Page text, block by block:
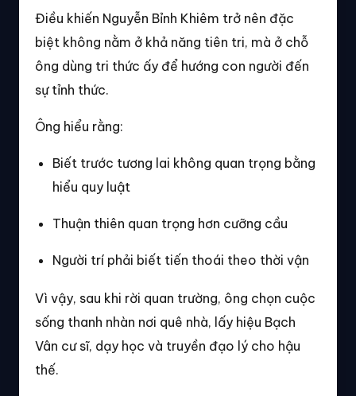
Điều khiến Nguyễn Bỉnh Khiêm trở nên đặc
biệt không nằm ở khả năng tiên tri, mà ở chỗ
ông dùng tri thức ấy để hướng con người đến
sự tỉnh thức.
Ông hiểu rằng:
Biết trước tương lai không quan trọng bằng
hiểu quy luật
Thuận thiên quan trọng hơn cưỡng cầu
Người trí phải biết tiến thoái theo thời vận
Vì vậy, sau khi rời quan trường, ông chọn cuộc
sống thanh nhàn nơi quê nhà, lấy hiệu Bạch
Vân cư sĩ, dạy học và truyền đạo lý cho hậu
thế.